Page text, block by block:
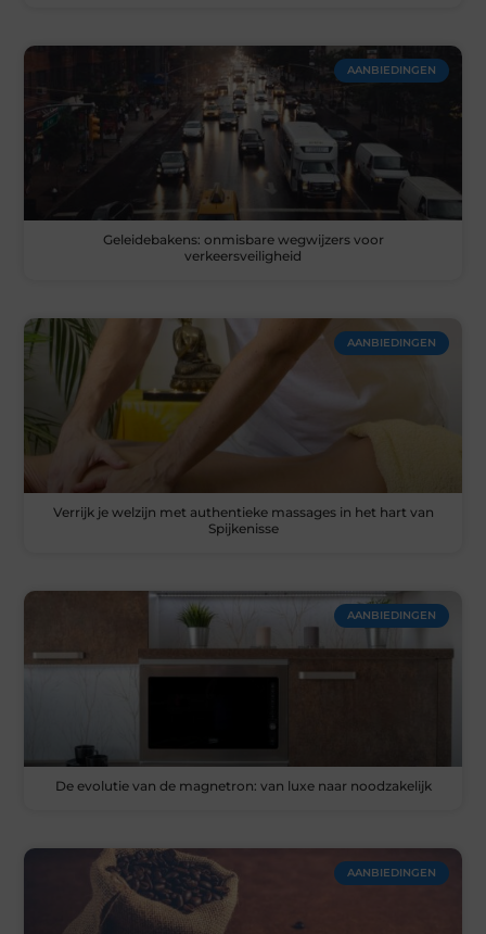
AANBIEDINGEN
Geleidebakens: onmisbare wegwijzers voor
verkeersveiligheid
AANBIEDINGEN
Verrijk je welzijn met authentieke massages in het hart van
Spijkenisse
AANBIEDINGEN
De evolutie van de magnetron: van luxe naar noodzakelijk
AANBIEDINGEN